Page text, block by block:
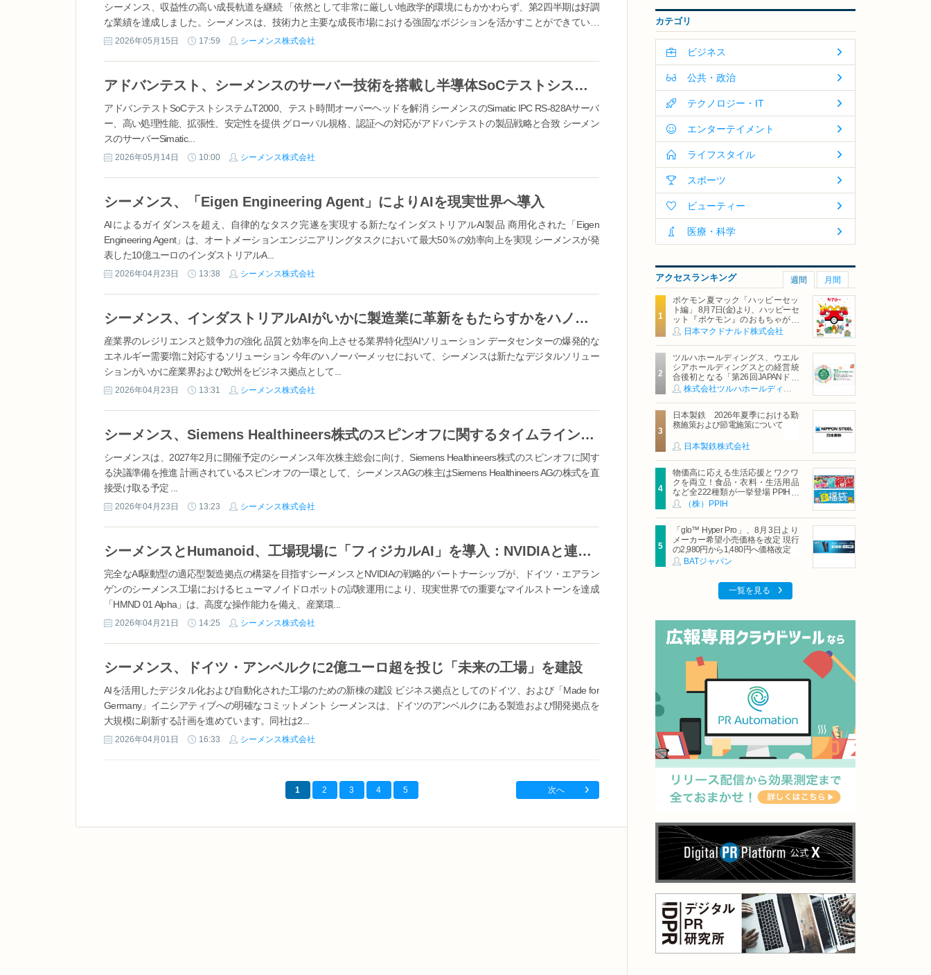
シーメンス、収益性の高い成長軌道を継続 「依然として非常に厳しい地政学的環境にもかかわらず、第2四半期は好調
な業績を達成しました。シーメンスは、技術力と主要な成長市場における強固なポジションを活かすことができていま
す。デジタルインダストリーズ部門およびスマートインフラストラクチャー部門は...
2026年05月15日 17:59 シーメンス株式会社
アドバンテスト、シーメンスのサーバー技術を搭載し半導体SoCテストシステムの新機能を実現
アドバンテストSoCテストシステムT2000、テスト時間オーバーヘッドを解消 シーメンスのSimatic IPC RS-828Aサーバ
ー、高い処理性能、拡張性、安定性を提供 グローバル規格、認証への対応がアドバンテストの製品戦略と合致 シーメン
スのサーバーSimatic...
2026年05月14日 10:00 シーメンス株式会社
シーメンス、「Eigen Engineering Agent」によりAIを現実世界へ導入
AIによるガイダンスを超え、自律的なタスク完遂を実現する新たなインダストリアルAI製品 商用化された「Eigen
Engineering Agent」は、オートメーションエンジニアリングタスクにおいて最大50％の効率向上を実現 シーメンスが発
表した10億ユーロのインダストリアルA...
2026年04月23日 13:38 シーメンス株式会社
シーメンス、インダストリアルAIがいかに製造業に革新をもたらすかをハノーバーで実演
産業界のレジリエンスと競争力の強化 品質と効率を向上させる業界特化型AIソリューション データセンターの爆発的な
エネルギー需要増に対応するソリューション 今年のハノーバーメッセにおいて、シーメンスは新たなデジタルソリュー
ションがいかに産業界および欧州をビジネス拠点として...
2026年04月23日 13:31 シーメンス株式会社
シーメンス、Siemens Healthineers株式のスピンオフに関するタイムラインを明確化
シーメンスは、2027年2月に開催予定のシーメンス年次株主総会に向け、Siemens Healthineers株式のスピンオフに関す
る決議準備を推進 計画されているスピンオフの一環として、シーメンスAGの株主はSiemens Healthineers AGの株式を直
接受け取る予定 ...
2026年04月23日 13:23 シーメンス株式会社
シーメンスとHumanoid、工場現場に「フィジカルAI」を導入：NVIDIAと連携し、産業オペレーションヒューマノイドを導入
完全なAI駆動型の適応型製造拠点の構築を目指すシーメンスとNVIDIAの戦略的パートナーシップが、ドイツ・エアラン
ゲンのシーメンス工場におけるヒューマノイドロボットの試験運用により、現実世界での重要なマイルストーンを達成
「HMND 01 Alpha」は、高度な操作能力を備え、産業環...
2026年04月21日 14:25 シーメンス株式会社
シーメンス、ドイツ・アンベルクに2億ユーロ超を投じ「未来の工場」を建設
AIを活用したデジタル化および自動化された工場のための新棟の建設 ビジネス拠点としてのドイツ、および「Made for
Germany」イニシアティブへの明確なコミットメント シーメンスは、ドイツのアンベルクにある製造および開発拠点を
大規模に刷新する計画を進めています。同社は2...
2026年04月01日 16:33 シーメンス株式会社
1 2 3 4 5 次へ
カテゴリ
ビジネス
公共・政治
テクノロジー・IT
エンターテイメント
ライフスタイル
スポーツ
ビューティー
医療・科学
アクセスランキング 週間 月間
ポケモン夏マック「ハッピーセッ
ト編」 8月7日(金)より、ハッピーセ
ット『ポケモン』のおもちゃが期
間限定登場
日本マクドナルド株式会社
ツルハホールディングス、ウエル
シアホールディングスとの経営統
合後初となる「第26回JAPANドラ
ッグストアショー」に出展
株式会社ツルハホールディングス
日本製鉄 2026年夏季における勤
務施策および節電施策について
日本製鉄株式会社
物価高に応える生活応援とワクワ
クを両立！食品・衣料・生活用品
など全222種類が一挙登場 PPIHグ
ループ「夏福袋」＆セール 8月6日
（株）PPIH
「glo™ Hyper Pro」、8月3日より
メーカー希望小売価格を改定 現行
の2,980円から1,480円へ価格改定
BATジャパン
一覧を見る